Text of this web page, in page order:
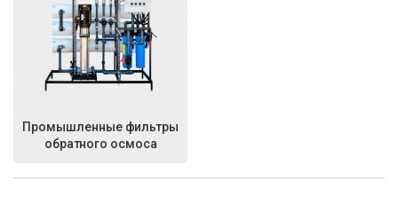
Промышленные фильтры
обратного осмоса